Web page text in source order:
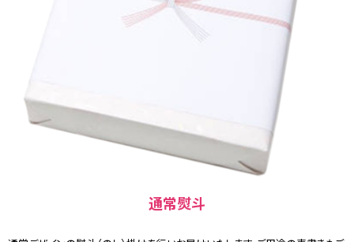
通常熨斗